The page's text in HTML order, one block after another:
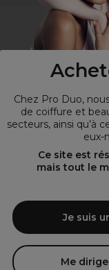
Chez Pro Duo,
de coiffure et
secteurs, ainsi qu’à
eux-
Ce site est
mais tout le
Je suis
Me
Spécialiste de la
large sélection de
Duo le fournisseur
de beauté! Notre
qui sont à la
matériel esthétique de